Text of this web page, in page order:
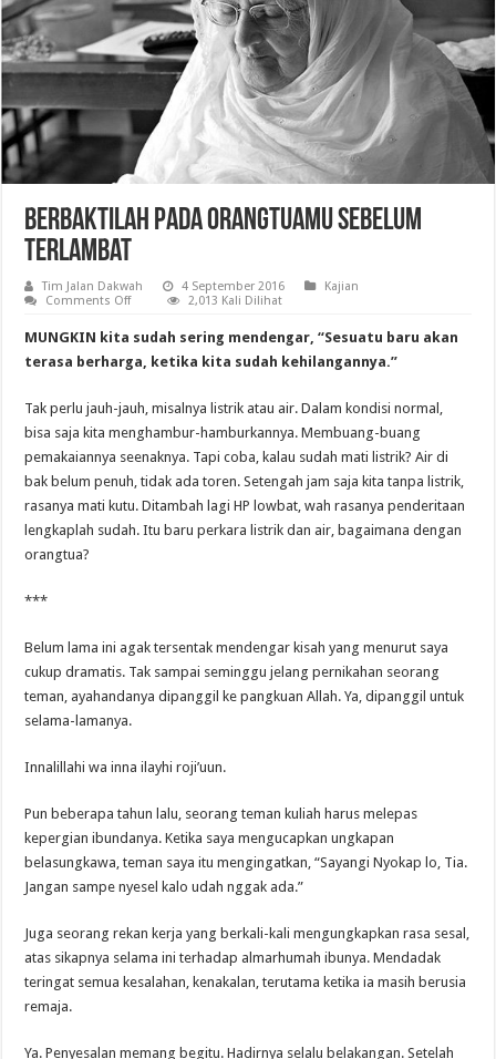
Berbaktilah pada Orangtuamu sebelum
Terlambat
Tim Jalan Dakwah 4 September 2016
Kajian
Comments Offon
pada
Orangtuamu
sebelum
Terlambat
2,013 Kali Dilihat
MUNGKIN kita sudah sering mendengar, “Sesuatu baru akan
terasa berharga, ketika kita sudah kehilangannya.”
Tak perlu jauh-jauh, misalnya listrik atau air. Dalam kondisi normal,
bisa saja kita menghambur-hamburkannya. Membuang-buang
pemakaiannya seenaknya. Tapi coba, kalau sudah mati listrik? Air di
bak belum penuh, tidak ada toren. Setengah jam saja kita tanpa listrik,
rasanya mati kutu. Ditambah lagi HP lowbat, wah rasanya penderitaan
lengkaplah sudah. Itu baru perkara listrik dan air, bagaimana dengan
orangtua?
***
Belum lama ini agak tersentak mendengar kisah yang menurut saya
cukup dramatis. Tak sampai seminggu jelang pernikahan seorang
teman, ayahandanya dipanggil ke pangkuan Allah. Ya, dipanggil untuk
selama-lamanya.
Innalillahi wa inna ilayhi roji’uun.
Pun beberapa tahun lalu, seorang teman kuliah harus melepas
kepergian ibundanya. Ketika saya mengucapkan ungkapan
belasungkawa, teman saya itu mengingatkan, “Sayangi Nyokap lo, Tia.
Jangan sampe nyesel kalo udah nggak ada.”
Juga seorang rekan kerja yang berkali-kali mengungkapkan rasa sesal,
atas sikapnya selama ini terhadap almarhumah ibunya. Mendadak
teringat semua kesalahan, kenakalan, terutama ketika ia masih berusia
remaja.
Ya. Penyesalan memang begitu. Hadirnya selalu belakangan. Setelah